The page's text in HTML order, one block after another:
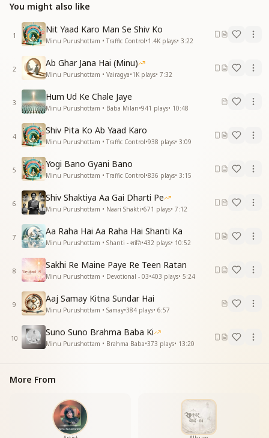
जिस ओर दिखता है द्वार ते…..रा
हाथो से करू मै कर्मना में सेवा
ओ ओ ओ
दिल पे रहता है तेरा खुमार बाबा
अल्फ अल्लाह तू दे बच्चा मै
तेरे वारसी पर अधिकार मेरा
तेरे ज्ञान ने किया है मुझे घायल
ओ ओ ओ
तू है वेद मेरा मै बीमार तेरा
ओ ओ ओ
ओ ओ ओ
You might also like
1
Nit Yaad Karo Man Se Shiv Ko
Minu Purushottam • Traffic Control•1.4K plays• 3:22
2
Ab Ghar Jana Hai (Minu)
Minu Purushottam • Vairagya•1K plays• 7:32
3
Hum Ud Ke Chale Jaye
Minu Purushottam • Baba Milan•941 plays• 10:48
4
Shiv Pita Ko Ab Yaad Karo
Minu Purushottam • Traffic Control•938 plays• 3:09
5
Yogi Bano Gyani Bano
Minu Purushottam • Traffic Control•836 plays• 3:15
6
Shiv Shaktiya Aa Gai Dharti Pe
Minu Purushottam • Naari Shakti•671 plays• 7:12
7
Aa Raha Hai Aa Raha Hai Shanti Ka
Minu Purushottam • Shanti - शांति•432 plays• 10:52
8
Sakhi Re Maine Paye Re Teen Ratan
Minu Purushottam • Devotional - 03•403 plays• 5:24
9
Aaj Samay Kitna Sundar Hai
Minu Purushottam • Samay•384 plays• 6:57
10
Suno Suno Brahma Baba Ki
Minu Purushottam • Brahma Baba•373 plays• 13:20
More From